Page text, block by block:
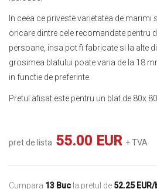
In ceea ce priveste varietatea de
oricare dintre cele recomandate pentru
persoane, insa pot fi fabricate si la alte
grosimea blatului poate varia de la 18
in functie de preferinte.
Pretul afisat este pentru un blat de 80x
pret de lista 55.00 EUR + TVA
Cumpara 13 Buc la pretul de 52.25